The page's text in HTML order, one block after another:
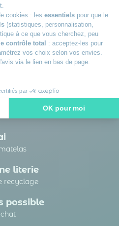
cookies : les essentiels pour que le
(statistiques, personnalisation,
à ce que vous cherchez, peu
contrôle total : acceptez-les pour
vos choix selon vos envies.
via le lien en bas de page.
par
OK pour moi
d'adapter et de gérer vos
afin de gérer sa base de
les offres qui vous sont
directives post-mortem.
literie
recyclage
possible